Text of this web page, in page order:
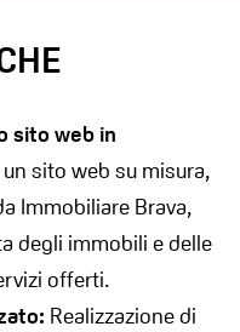
sito web in
sito web su misura,
Immobiliare Brava,
degli immobili e delle
offerti.
Realizzazione di